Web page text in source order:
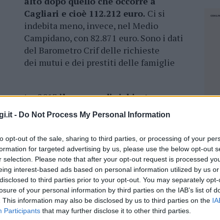
- Do Not Process My Personal Information
opt-out of the sale, sharing to third parties, or processing of your
for targeted advertising by us, please use the below opt-out
selection. Please note that after your opt-out request is processed
interest-based ads based on personal information utilized by us
to third parties prior to your opt-out. You may separately
of your personal information by third parties on the IAB’s list of
This information may also be disclosed by us to third parties on the
Participants that may further disclose it to other third parties.
Cagliari e cioè 112.212 euro. Ci si
indebita meno, invece, nel Medio
Campidano, con 82.871 euro. Sono i dati
del Barometro Crif delle richieste
dei mutui e dei prestiti delle famiglie
2017il numero di richieste
una crescita del +4,1% rispetto allo
in controtendenza al dato nazionale
è stato in Ogliastra, +27,3%, Medio
+6,2%.Anche per quanto riguarda le
beni o servizi,come auto, arredamento,
crescita del +0,6% rispetto allo stesso
rispetto alla variazione di -0,6% a livello